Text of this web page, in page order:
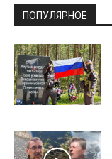
ПОПУЛЯРНОЕ